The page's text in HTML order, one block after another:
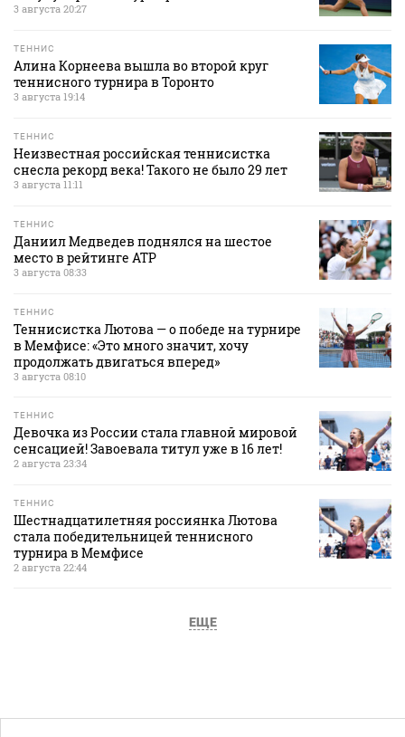
3 августа 20:27
ТЕННИС
Алина Корнеева вышла во второй круг
теннисного турнира в Торонто
3 августа 19:14
ТЕННИС
Неизвестная российская теннисистка
снесла рекорд века! Такого не было 29 лет
3 августа 11:11
ТЕННИС
Даниил Медведев поднялся на шестое
место в рейтинге АТР
3 августа 08:33
ТЕННИС
Теннисистка Лютова — о победе на турнире
в Мемфисе: «Это много значит, хочу
продолжать двигаться вперед»
3 августа 08:10
ТЕННИС
Девочка из России стала главной мировой
сенсацией! Завоевала титул уже в 16 лет!
2 августа 23:34
ТЕННИС
Шестнадцатилетняя россиянка Лютова
стала победительницей теннисного
турнира в Мемфисе
2 августа 22:44
ЕЩЕ